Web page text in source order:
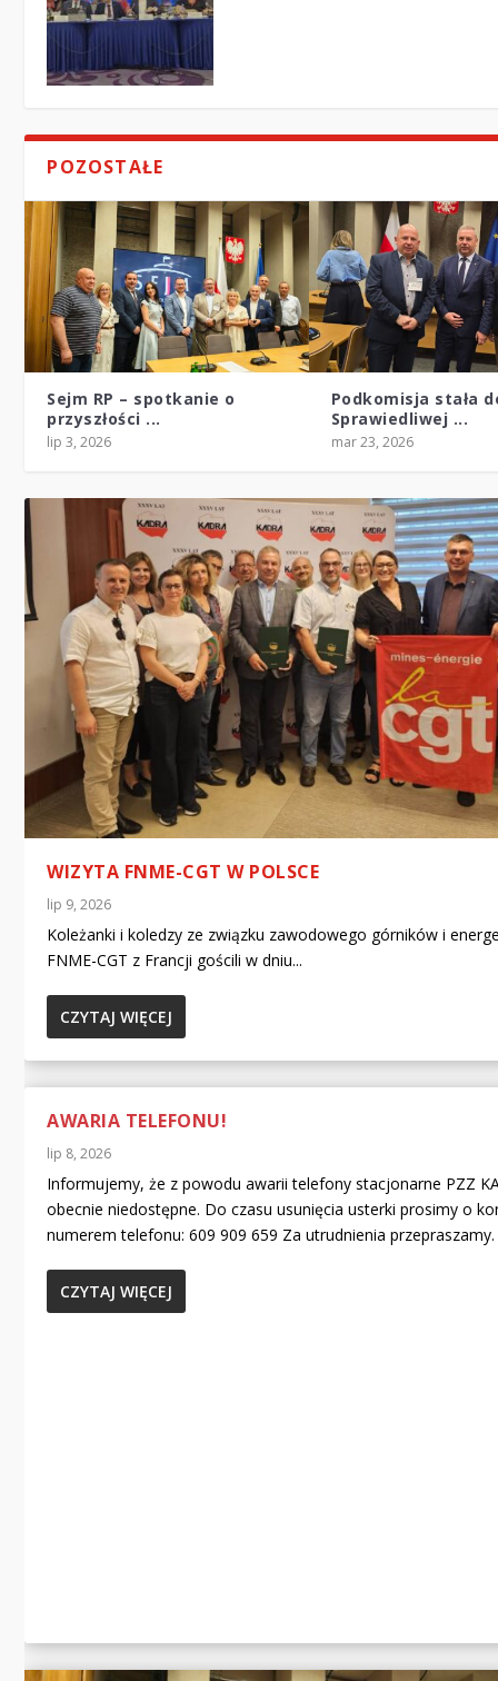
POZOSTAŁE
Sejm RP – spotkanie o
przyszłości ...
lip 3, 2026
Podkomisja stała
Sprawiedliwej ...
mar 23, 2026
WIZYTA FNME-CGT W POLSCE
lip 9, 2026
Koleżanki i koledzy ze związku zawodowego górników i
FNME-CGT z Francji gościli w dniu...
CZYTAJ WIĘCEJ
AWARIA TELEFONU!
lip 8, 2026
Informujemy, że z powodu awarii telefony stacjonarne PZZ
obecnie niedostępne. Do czasu usunięcia usterki prosimy o
numerem telefonu: 609 909 659 Za utrudnienia przepraszamy.
CZYTAJ WIĘCEJ